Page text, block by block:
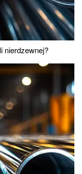
nierdzewnej?